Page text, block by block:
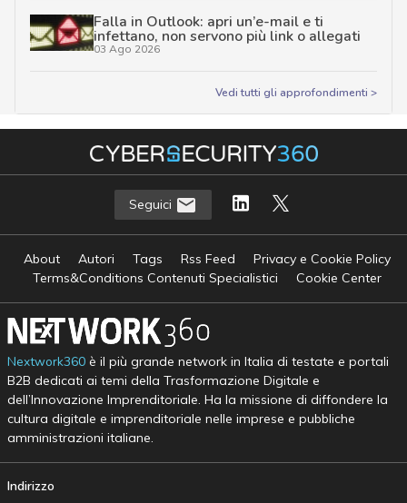
Falla in Outlook: apri un’e-mail e ti
infettano, non servono più link o allegati
03 Ago 2026
Vedi tutti gli approfondimenti >
Seguici
About Autori Tags Rss Feed
Privacy e Cookie Policy
Terms&Conditions Contenuti Specialistici
Cookie Center
Nextwork360è il più grande network in Italia di testate e portali
B2B dedicati ai temi della Trasformazione Digitale e
dell’Innovazione Imprenditoriale. Ha la missione di diffondere la
cultura digitale e imprenditoriale nelle imprese e pubbliche
amministrazioni italiane.
Indirizzo